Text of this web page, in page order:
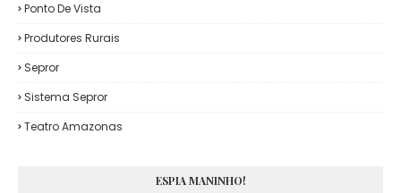
Ponto De Vista
Produtores Rurais
Sepror
Sistema Sepror
Teatro Amazonas
ESPIA MANINHO!